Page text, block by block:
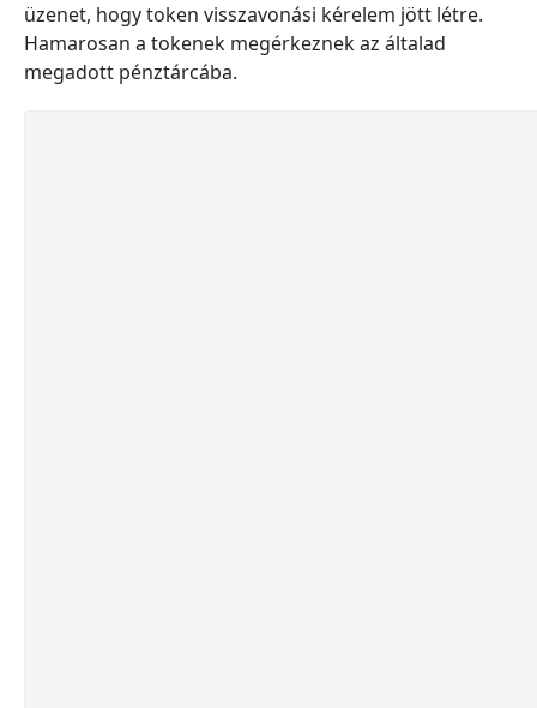
üzenet, hogy token visszavonási kérelem jött létre.
Hamarosan a tokenek megérkeznek az általad
megadott pénztárcába.